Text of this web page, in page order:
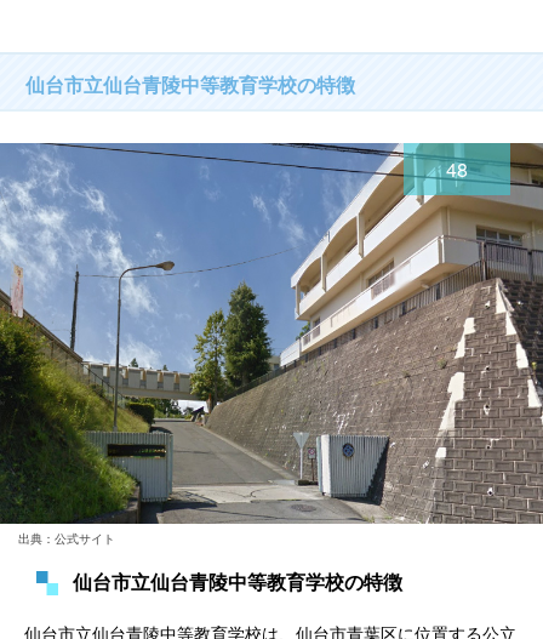
仙台市立仙台青陵中等教育学校の特徴
48
出典：公式サイト
仙台市立仙台青陵中等教育学校の特徴
仙台市立仙台青陵中等教育学校は、仙台市青葉区に位置する公立